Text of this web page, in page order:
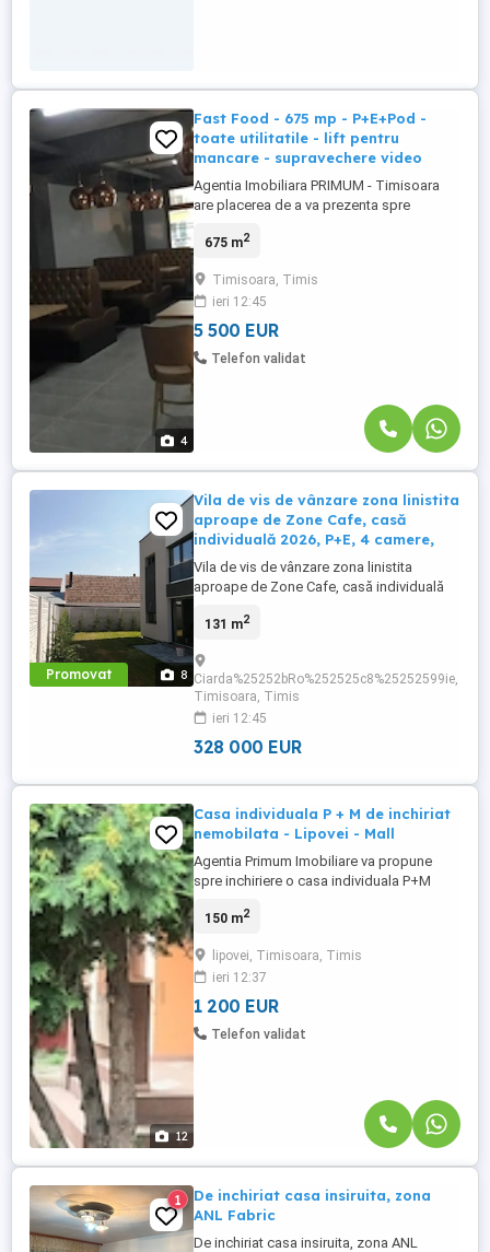
4
Fast Food - 675 mp - P+E+Pod -
toate utilitatile - lift pentru
mancare - supravechere video
Agentia Imobiliara PRIMUM - Timisoara
are placerea de a va prezenta spre
utilat, impartit astfel: Parter: bucatarie de
tehnica, sala de servit masa si bar 125 mp,
2 grupuri sanitare pentru clienti si unul
pentru personalal Etaj: ...
675 m2
Timisoara, Timis
ieri 12:45
5 500 EUR
Telefon validat
Promovat 8
Vila de vis de vânzare zona linistita
aproape de Zone Cafe, casă
individuală 2026, P+E, 4 camere,
Vila de vis de vânzare zona linistita
aproape de Zone Cafe, casă individuală
terasa la etaj, teren 308 mp! Detalii
12 mp pentru momente de relaxare 4
camere luminoase, compartimentare
eficientă Teren : 308 mp, cu curte ...
131 m2
Ciarda%25252bRo%252525c8%25252599ie,
Timisoara, Timis
ieri 12:45
328 000 EUR
12
Casa individuala P + M de inchiriat
nemobilata - Lipovei - Mall
Agentia Primum Imobiliare va propune
spre inchiriere o casa individuala P+M
TIMISOARA zona Lipovei - Mall , pretabila
Proprietatea se afla intr-o zona linistita, cu
acces facil si strada asfaltata. Este
locuinta ...
150 m2
lipovei, Timisoara, Timis
ieri 12:37
1 200 EUR
Telefon validat
1
De inchiriat casa insiruita, zona
ANL Fabric
De inchiriat casa insiruita, zona ANL